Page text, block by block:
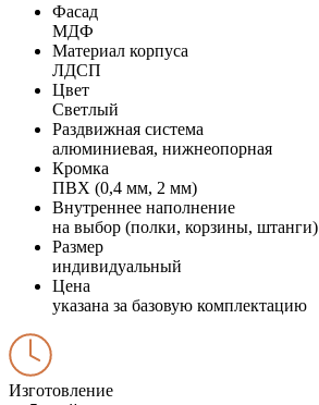
Фасад
МДФ
Материал корпуса
ЛДСП
Цвет
Светлый
Раздвижная система
алюминиевая, нижнеопорная
Кромка
ПВХ (0,4 мм, 2 мм)
Внутреннее наполнение
на выбор (полки, корзины, штанги)
Размер
индивидуальный
Цена
указана за базовую комплектацию
Изготовление